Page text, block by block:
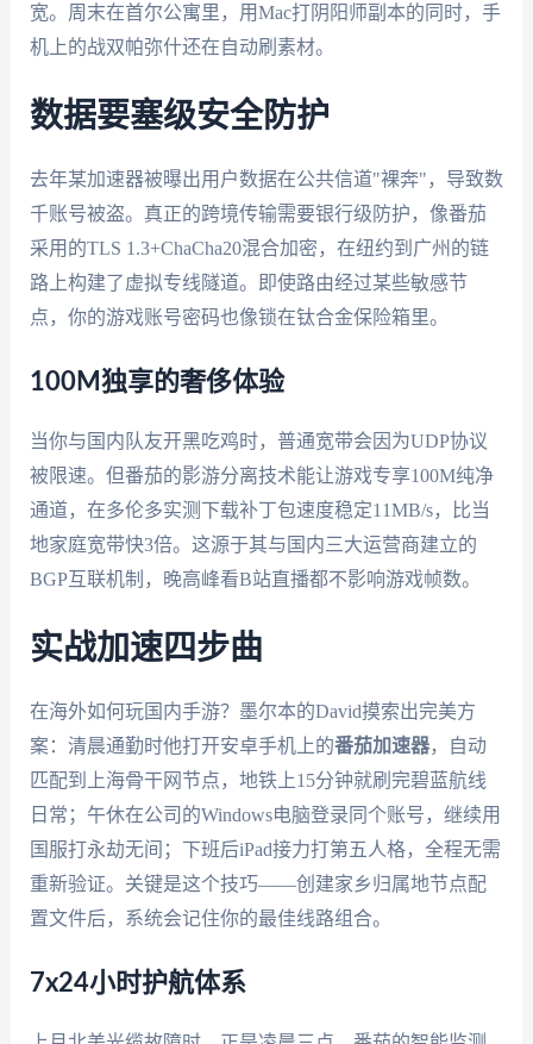
宽。周末在首尔公寓里，用Mac打阴阳师副本的同时，手
机上的战双帕弥什还在自动刷素材。
数据要塞级安全防护
去年某加速器被曝出用户数据在公共信道"裸奔"，导致数
千账号被盗。真正的跨境传输需要银行级防护，像番茄
采用的TLS 1.3+ChaCha20混合加密，在纽约到广州的链
路上构建了虚拟专线隧道。即使路由经过某些敏感节
点，你的游戏账号密码也像锁在钛合金保险箱里。
100M独享的奢侈体验
当你与国内队友开黑吃鸡时，普通宽带会因为UDP协议
被限速。但番茄的影游分离技术能让游戏专享100M纯净
通道，在多伦多实测下载补丁包速度稳定11MB/s，比当
地家庭宽带快3倍。这源于其与国内三大运营商建立的
BGP互联机制，晚高峰看B站直播都不影响游戏帧数。
实战加速四步曲
在海外如何玩国内手游？墨尔本的David摸索出完美方
案：清晨通勤时他打开安卓手机上的番茄加速器，自动
匹配到上海骨干网节点，地铁上15分钟就刷完碧蓝航线
日常；午休在公司的Windows电脑登录同个账号，继续用
国服打永劫无间；下班后iPad接力打第五人格，全程无需
重新验证。关键是这个技巧——创建家乡归属地节点配
置文件后，系统会记住你的最佳线路组合。
7x24小时护航体系